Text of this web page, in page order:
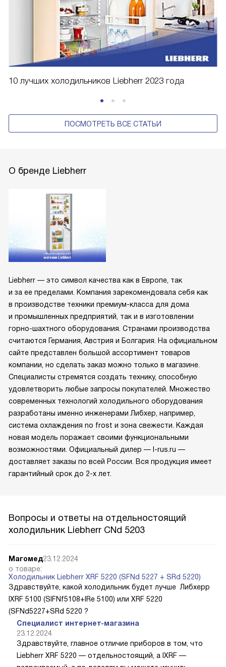
10 лучших холодильников Liebherr 2023 года
ПОСМОТРЕТЬ ВСЕ СТАТЬИ
О бренде Liebherr
Liebherr — это символ качества как в Европе, так
и за ее пределами. Компания зарекомендовала себя как
в производстве техники премиум-класса для дома
и промышленных предприятий, так и в изготовлении
горно-шахтного оборудования. Странами производства
считаются Германия, Австрия и Болгария. На официальном
сайте представлен большой ассортимент товаров
компании, но сделать заказ можно только в магазине.
Специалисты стремятся создать технику, способную
удовлетворить любые запросы покупателей. Множество
современных технологий холодильного оборудования
разработаны именно инженерами Либхер, например,
система охлаждения no frost и зона свежести. Каждая
новая модель поражает своими функциональными
возможностями. Официальный дилер — l-rus.ru —
доставляет заказы по всей России. Вся продукция имеет
гарантийный срок до 2-х лет.
Вопросы и ответы на отдельностоящий
холодильник Liebherr CNd 5203
Магомед23.12.2024
о товаре:
Холодильник Liebherr XRF 5220 (SFNd 5227 + SRd 5220)
Здравствуйте, какой холодильник будет лучше Либхерр
IXRF 5100 (SIFNf5108+IRe 5100) или XRF 5220
(SFNd5227+SRd 5220 ?
Специалист интернет-магазина
23.12.2024
Здравствуйте, главное отличие приборов в том, что
Liebherr XRF 5220 — отдельностоящий, а IXRF —